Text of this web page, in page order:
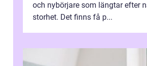
och nybörjare som längtar efter
storhet. Det finns få p...